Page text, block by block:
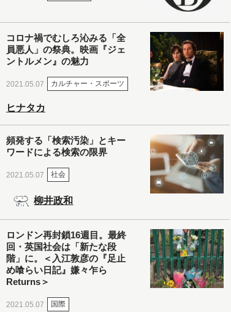
コロナ禍でむしろ沁みる「全
員悪人」の祭典。映画『ジェ
ントルメン』の魅力
2021.05.07 カルチャー・スポーツ
ヒナタカ
頻発する「検索汚染」とキー
ワードによる検索の限界
2021.05.07 社会
柳井政和
ロンドン再封鎖16週目。最終
回・英国社会は「新たな段
階」に。＜入江敦彦の『足止
め喰らい日記』嫌々乍ら
Returns＞
2021.05.07 国際